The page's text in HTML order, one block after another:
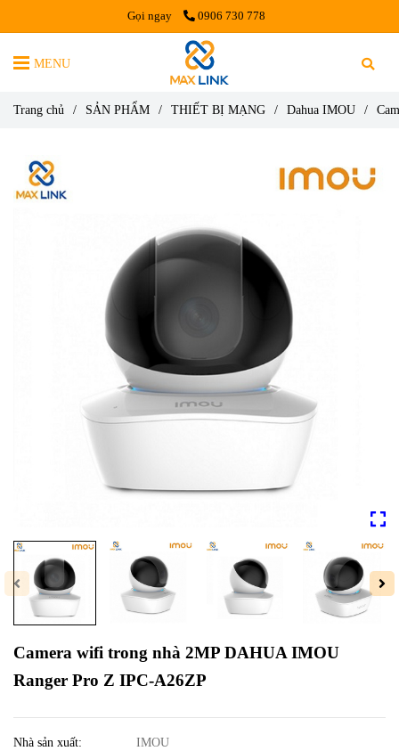
Gọi ngay 0906 730 778
MENU
Trang chủ / SẢN PHẨM / THIẾT BỊ MẠNG / Dahua IMOU /
Camera wifi trong nhà 2MP DAHUA IMOU
Ranger Pro Z IPC-A26ZP
Nhà sản xuất: IMOU